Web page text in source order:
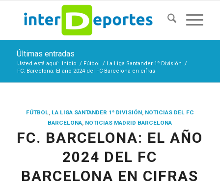
Últimas entradas
Usted está aquí: Inicio / Fútbol / La Liga Santander 1ª División /
FC. Barcelona: El año 2024 del FC Barcelona en cifras
FÚTBOL, LA LIGA SANTANDER 1ª DIVISIÓN, NOTICIAS DEL FC
BARCELONA, NOTICIAS MADRID BARCELONA
FC. BARCELONA: EL AÑO
2024 DEL FC
BARCELONA EN CIFRAS